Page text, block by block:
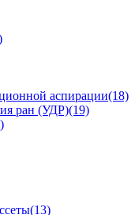
аспирации(18)
ран (УДР)(19)
(13)